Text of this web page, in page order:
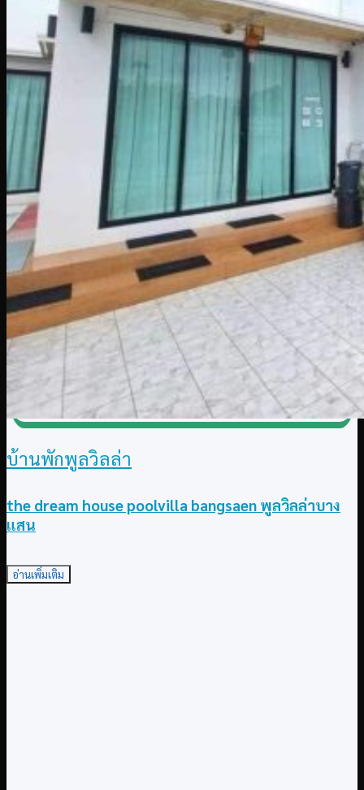
บ้านพักพูลวิลล่า
the dream house poolvilla bangsaen พูลวิลล่าบาง
แสน
อ่านเพิ่มเติม